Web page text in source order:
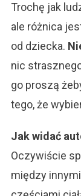
Trochę jak
ale różnica
od dziecka.
nic
go proszą
tego, że
Jak widać
Oczywiście
między